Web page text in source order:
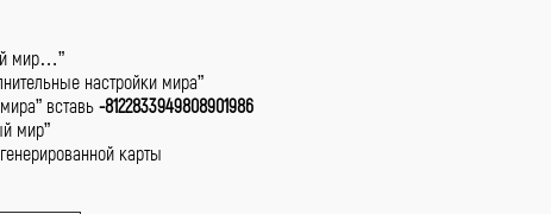
мир…”
настройки мира”
вставь -8122833949808901986
мир”
карты